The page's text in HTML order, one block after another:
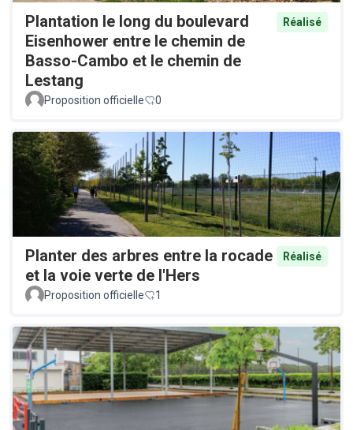
Plantation le long du boulevard
Eisenhower entre le chemin de
Basso-Cambo et le chemin de
Lestang
Réalisé
Proposition officielle 0
Planter des arbres entre la rocade
et la voie verte de l'Hers
Réalisé
Proposition officielle 1